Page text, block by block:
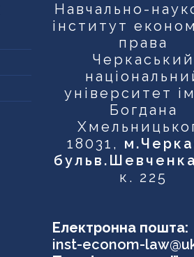
Навчально-
інститут
права
Черкаський
університет
Богдана
18031,
к. 225
Електронна пошта:
inst-econom-